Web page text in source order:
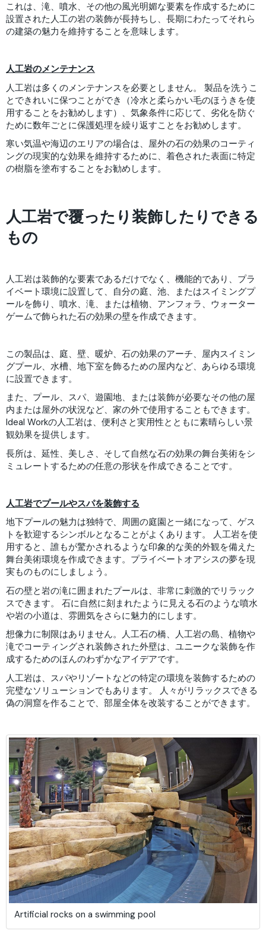
これは、滝、噴水、その他の風光明媚な要素を作成するために
設置された人工の岩の装飾が長持ちし、長期にわたってそれら
の建築の魅力を維持することを意味します。
人工岩のメンテナンス
人工岩は多くのメンテナンスを必要としません。 製品を洗うこ
とできれいに保つことができ（冷水と柔らかい毛のほうきを使
用することをお勧めします）、気象条件に応じて、劣化を防ぐ
ために数年ごとに保護処理を繰り返すことをお勧めします。
寒い気温や海辺のエリアの場合は、屋外の石の効果のコーティ
ングの現実的な効果を維持するために、着色された表面に特定
の樹脂を塗布することをお勧めします。
人工岩で覆ったり装飾したりできる
もの
人工岩は装飾的な要素であるだけでなく、機能的であり、プラ
イベート環境に設置して、自分の庭、池、またはスイミングプ
ールを飾り、噴水、滝、または植物、アンフォラ、ウォーター
ゲームで飾られた石の効果の壁を作成できます。
この製品は、庭、壁、暖炉、石の効果のアーチ、屋内スイミン
グプール、水槽、地下室を飾るための屋内など、あらゆる環境
に設置できます。
また、プール、スパ、遊園地、または装飾が必要なその他の屋
内または屋外の状況など、家の外で使用することもできます。
Ideal Workの人工岩は、便利さと実用性とともに素晴らしい景
観効果を提供します。
長所は、延性、美しさ、そして自然な石の効果の舞台美術をシ
ミュレートするための任意の形状を作成できることです。
人工岩でプールやスパを装飾する
地下プールの魅力は独特で、周囲の庭園と一緒になって、ゲス
トを歓迎するシンボルとなることがよくあります。 人工岩を使
用すると、誰もが驚かされるような印象的な美的外観を備えた
舞台美術環境を作成できます。プライベートオアシスの夢を現
実ものものにしましょう。
石の壁と岩の滝に囲まれたプールは、非常に刺激的でリラック
スできます。 石に自然に刻まれたように見える石のような噴水
や岩の小道は、雰囲気をさらに魅力的にします。
想像力に制限はありません。人工石の橋、人工岩の島、植物や
滝でコーティングされ装飾された外壁は、ユニークな装飾を作
成するためのほんのわずかなアイデアです。
人工岩は、スパやリゾートなどの特定の環境を装飾するための
完璧なソリューションでもあります。 人々がリラックスできる
偽の洞窟を作ることで、部屋全体を改装することができます。
Artificial rocks on a swimming pool